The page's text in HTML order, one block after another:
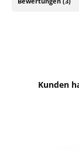
Kunden